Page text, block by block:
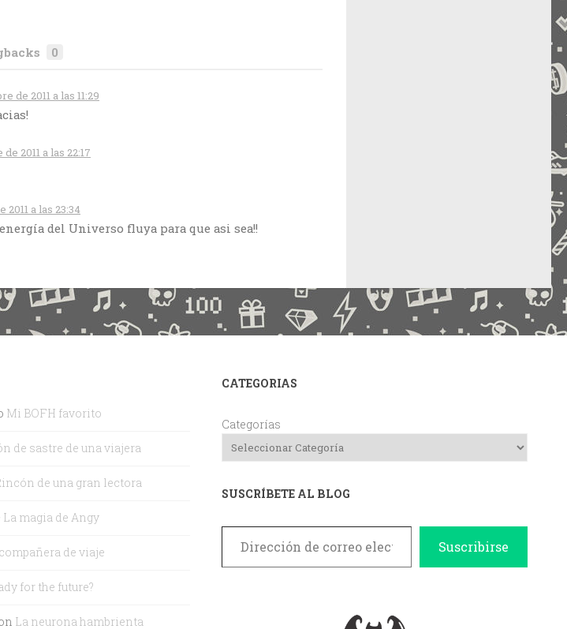
0
de 2011 a las 11:29
2011 a las 22:17
a las 23:34
del Universo fluya para que asi sea!!
Mi BOFH favorito
de sastre de una viajera
de una gran lectora
La magia de Angy
de viaje
for the future?
La neurona hambrienta
CATEGORIAS
Categorías
SUSCRÍBETE AL BLOG
Dirección de correo electrónico
Suscribirse